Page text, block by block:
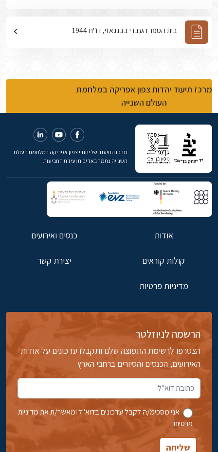
בית הספר העברי בבנגאזי, דו"ח 1944
מרכז תיעוד יהדות צפון אפריקה במלחמת
העולם השנייה
מרכז התיעוד של יהודי צפון אפריקה במלחמת העולם
השנייה נתמך באדיבות ועידת התביעות
אודות כנסים ואירועים
קולות קוראים יצירת קשר
מדיניות פרטיות
הרשמה לניוזלטר
הצטרפו לרשימת התפוצה שלנו ותקבלו עדכונים על אודות
האירועים, הכנסים והסיורים ברחבי הארץ
אני מסכימ/ה לקבל עדכונים בדוא''ל ומאשר/ת את מדיניות
פרטיות